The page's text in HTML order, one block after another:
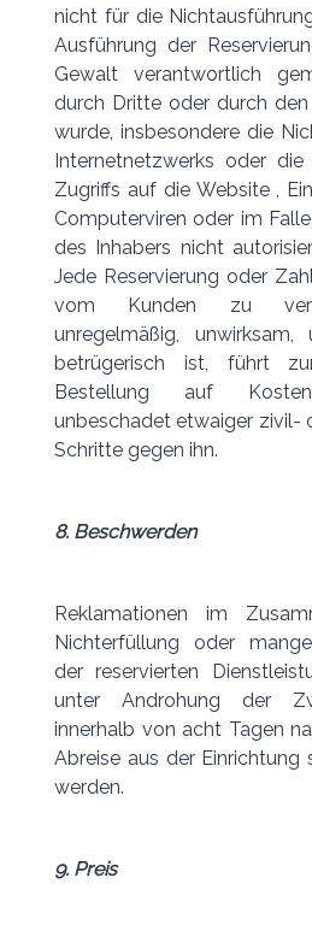
nicht für die
Ausführung der
Gewalt verantwortlich
durch Dritte oder durch
wurde, insbesondere die
Internetnetzwerks oder
Zugriffs auf die Website ,
Computerviren oder im
des Inhabers nicht
Jede Reservierung oder
vom Kunden zu
unregelmäßig,
betrügerisch ist, führt
Bestellung auf
unbeschadet etwaiger zivil-
Schritte gegen ihn.
8. Beschwerden
Reklamationen im
Nichterfüllung oder
der reservierten
unter Androhung der
innerhalb von acht Tagen
Abreise aus der
werden.
9. Preis